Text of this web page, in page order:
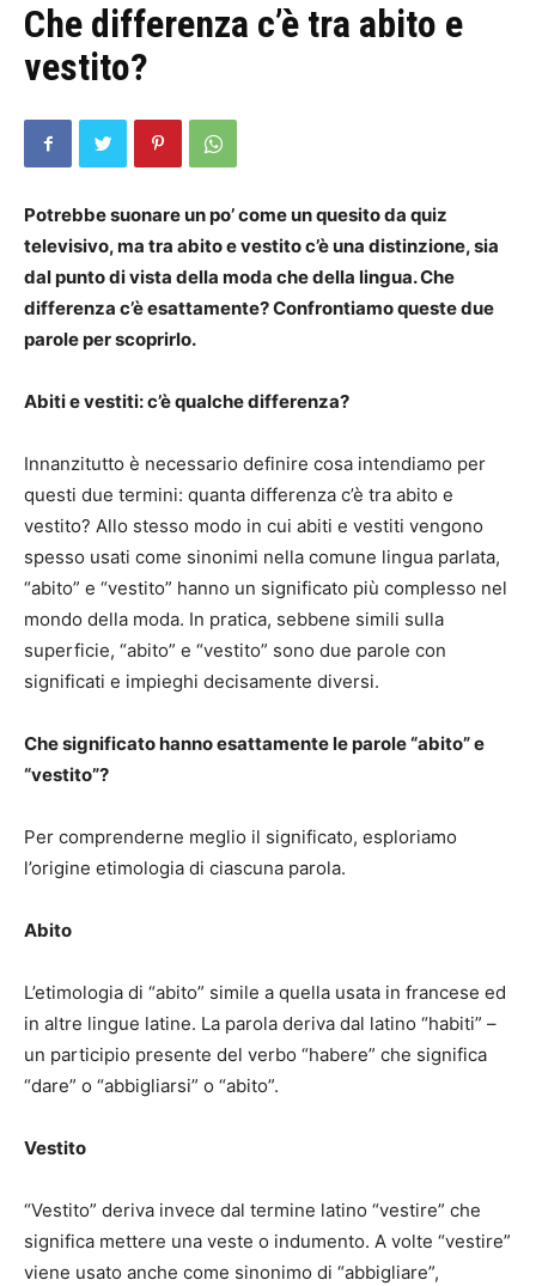
Che differenza c’è tra abito e
vestito?
Potrebbe suonare un po’ come un quesito da quiz
televisivo, ma tra abito e vestito c’è una distinzione, sia
dal punto di vista della moda che della lingua. Che
differenza c’è esattamente? Confrontiamo queste due
parole per scoprirlo.
Abiti e vestiti: c’è qualche differenza?
Innanzitutto è necessario definire cosa intendiamo per
questi due termini: quanta differenza c’è tra abito e
vestito? Allo stesso modo in cui abiti e vestiti vengono
spesso usati come sinonimi nella comune lingua parlata,
“abito” e “vestito” hanno un significato più complesso nel
mondo della moda. In pratica, sebbene simili sulla
superficie, “abito” e “vestito” sono due parole con
significati e impieghi decisamente diversi.
Che significato hanno esattamente le parole “abito” e
“vestito”?
Per comprenderne meglio il significato, esploriamo
l’origine etimologia di ciascuna parola.
Abito
L’etimologia di “abito” simile a quella usata in francese ed
in altre lingue latine. La parola deriva dal latino “habiti” –
un participio presente del verbo “habere” che significa
“dare” o “abbigliarsi” o “abito”.
Vestito
“Vestito” deriva invece dal termine latino “vestire” che
significa mettere una veste o indumento. A volte “vestire”
viene usato anche come sinonimo di “abbigliare”,